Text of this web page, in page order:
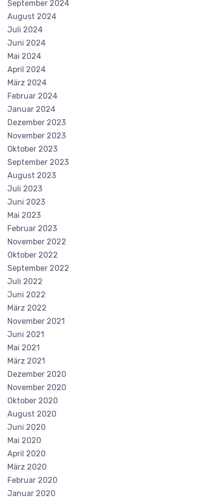
September 2024
August 2024
Juli 2024
Juni 2024
Mai 2024
April 2024
März 2024
Februar 2024
Januar 2024
Dezember 2023
November 2023
Oktober 2023
September 2023
August 2023
Juli 2023
Juni 2023
Mai 2023
Februar 2023
November 2022
Oktober 2022
September 2022
Juli 2022
Juni 2022
März 2022
November 2021
Juni 2021
Mai 2021
März 2021
Dezember 2020
November 2020
Oktober 2020
August 2020
Juni 2020
Mai 2020
April 2020
März 2020
Februar 2020
Januar 2020